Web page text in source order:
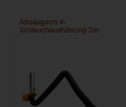
Absaugarm in
Schlauchausführung 2m